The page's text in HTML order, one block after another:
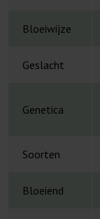
Bloeiwijze
Geslacht
Genetica
Soorten
Bloeiend